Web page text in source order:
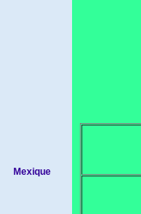
Mexique